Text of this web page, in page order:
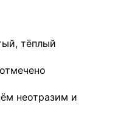
тёплый
неотразим и